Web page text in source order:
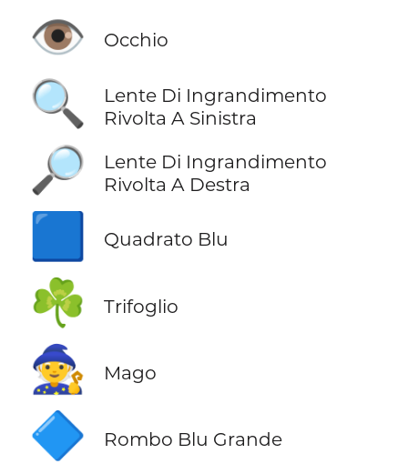
👁️ Occhio
🔍
Lente Di Ingrandimento
Rivolta A Sinistra
🔎
Lente Di Ingrandimento
Rivolta A Destra
🟦 Quadrato Blu
☘️ Trifoglio
🧙 Mago
🔷 Rombo Blu Grande